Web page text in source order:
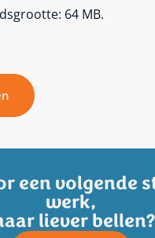
64 MB.
een volgende
werk,
liever bellen?